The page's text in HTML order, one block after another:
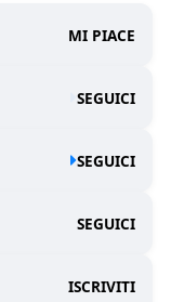
MI PIACE
SEGUICI
SEGUICI
SEGUICI
ISCRIVITI